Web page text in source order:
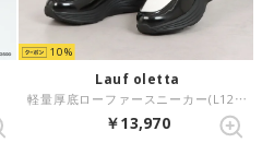
10
Lauf oletta
軽量厚底ローファースニーカー(L129) （BLACK/C）
￥13,970